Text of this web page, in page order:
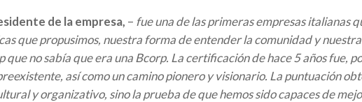
de la empresa, – fue una de las primeras empresas italianas
que propusimos, nuestra forma de entender la comunidad y
que no sabía que era una Bcorp. La certificación de hace 5 años fue,
así como un camino pionero y visionario. La puntuación
y organizativo, sino la prueba de que hemos sido capaces de